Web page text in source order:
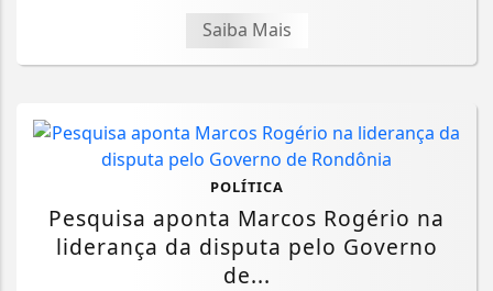
Saiba Mais
POLÍTICA
Pesquisa aponta Marcos Rogério na
liderança da disputa pelo Governo
de...